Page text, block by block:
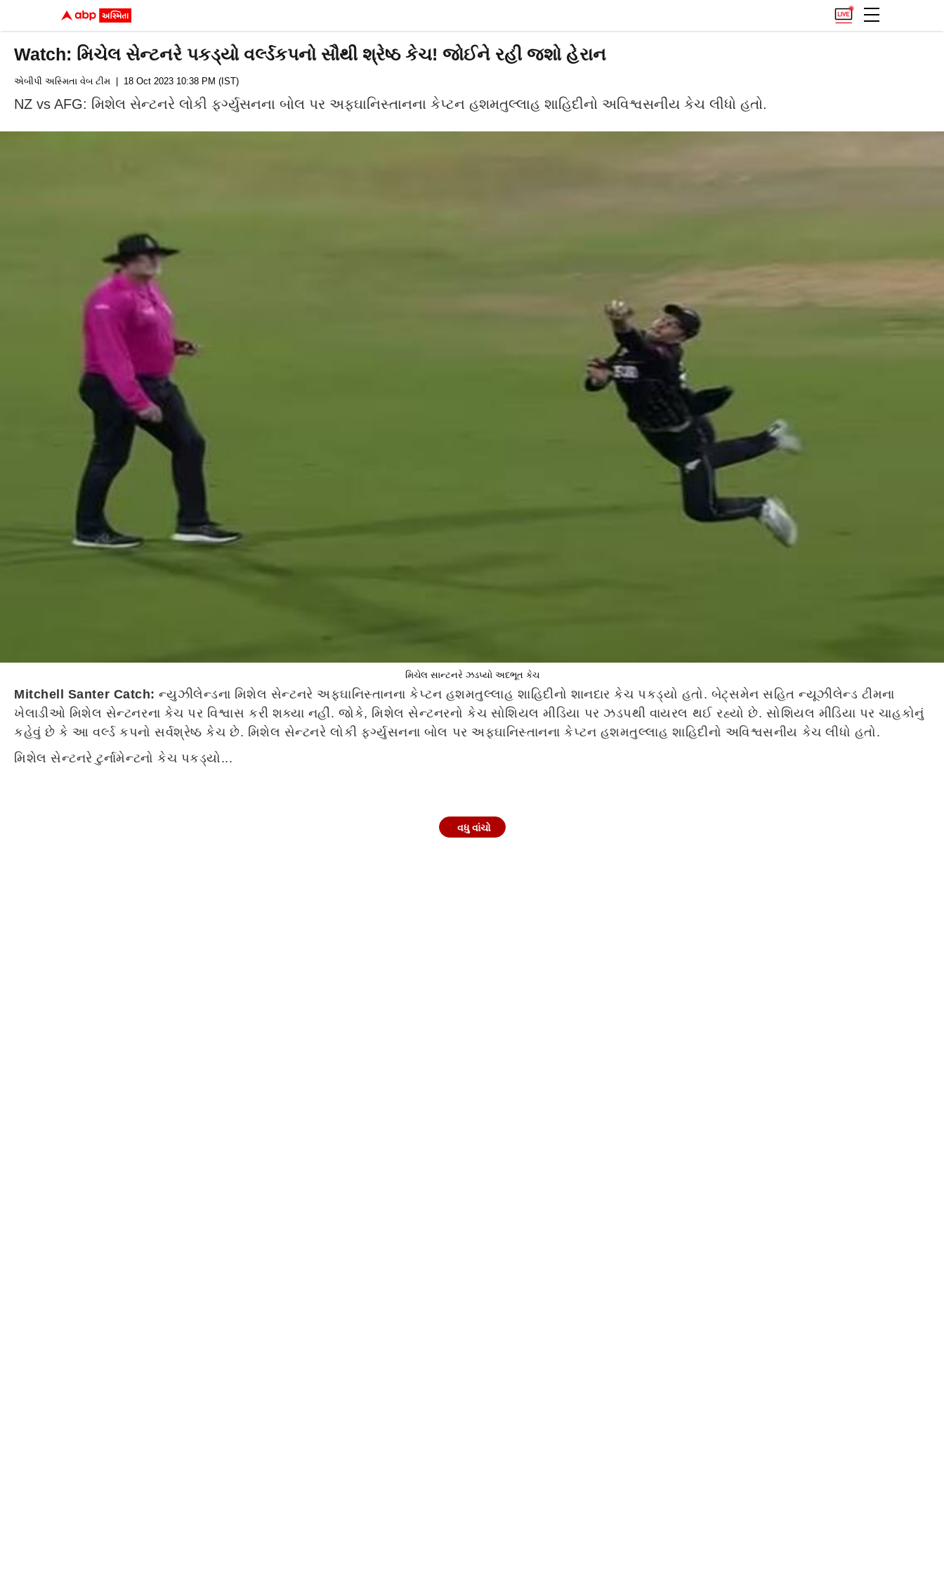
Watch: મિચેલ સેન્ટનરે પકડ્યો વર્લ્ડકપનો સૌથી શ્રેષ્ઠ કેચ! જોઈને રહી જશો હેરાન
એબીપી અસ્મિતા વેબ ટીમ | 18 Oct 2023 10:38 PM (IST)
NZ vs AFG: મિશેલ સેન્ટનરે લોકી ફર્ગ્યુસનના બોલ પર અફઘાનિસ્તાનના કેપ્ટન હશમતુલ્લાહ શાહિદીનો અવિશ્વસનીય કેચ લીધો હતો.
મિચેલ સાન્ટનરે ઝડપ્યો અદભૂત કેચ
Mitchell Santer Catch: ન્યુઝીલેન્ડના મિશેલ સેન્ટનરે અફઘાનિસ્તાનના કેપ્ટન હશમતુલ્લાહ શાહિદીનો શાનદાર કેચ પકડ્યો હતો. બેટ્સમેન સહિત ન્યૂઝીલેન્ડ ટીમના
ખેલાડીઓ મિશેલ સેન્ટનરના કેચ પર વિશ્વાસ કરી શક્યા નહીં. જોકે, મિશેલ સેન્ટનરનો કેચ સોશિયલ મીડિયા પર ઝડપથી વાયરલ થઈ રહ્યો છે. સોશિયલ મીડિયા પર ચાહકોનું
કહેવું છે કે આ વર્લ્ડ કપનો સર્વશ્રેષ્ઠ કેચ છે. મિશેલ સેન્ટનરે લોકી ફર્ગ્યુસનના બોલ પર અફઘાનિસ્તાનના કેપ્ટન હશમતુલ્લાહ શાહિદીનો અવિશ્વસનીય કેચ લીધો હતો.
મિશેલ સેન્ટનરે ટુર્નામેન્ટનો કેચ પકડ્યો...
વધુ વાંચો